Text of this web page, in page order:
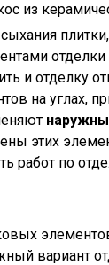
из
отделки
и отделку
на углах,
этих
работ по
вариант